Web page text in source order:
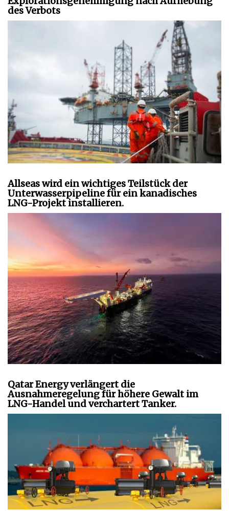
des Verbots
Allseas wird ein wichtiges Teilstück der
Unterwasserpipeline für ein kanadisches
LNG-Projekt installieren.
Qatar Energy verlängert die
Ausnahmeregelung für höhere Gewalt im
LNG-Handel und verchartert Tanker.